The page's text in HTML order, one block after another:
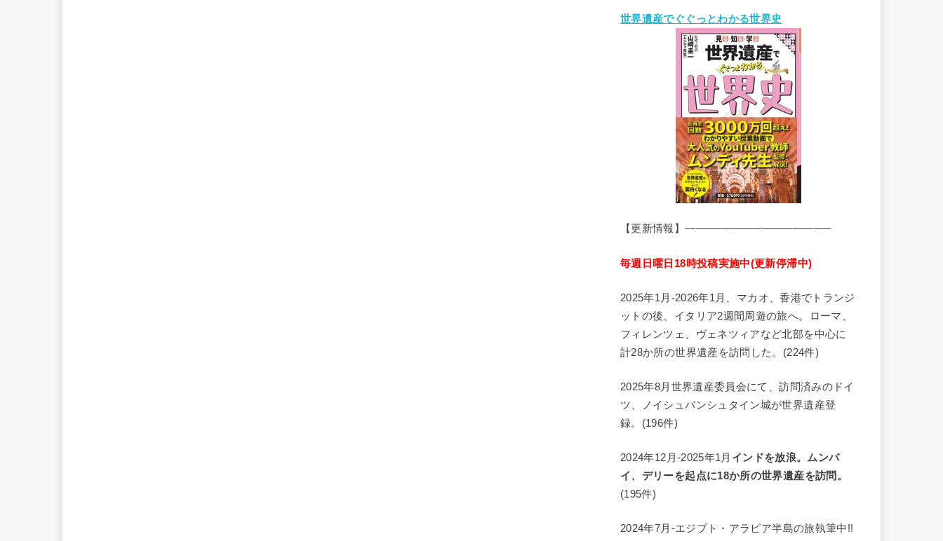
世界遺産でぐぐっとわかる世界史
【更新情報】—————————————–
毎週日曜日18時投稿実施中(更新停滞中)
2025年1月-2026年1月、マカオ、香港でトランジ
ットの後、イタリア2週間周遊の旅へ。ローマ、
フィレンツェ、ヴェネツィアなど北部を中心に
計28か所の世界遺産を訪問した。(224件)
2025年8月世界遺産委員会にて、訪問済みのドイ
ツ、ノイシュバンシュタイン城が世界遺産登
録。(196件)
2024年12月-2025年1月 インドを放浪。ムンバ
イ、デリーを起点に18か所の世界遺産を訪問。
(195件)
2024年7月-エジプト・アラビア半島の旅執筆中!!